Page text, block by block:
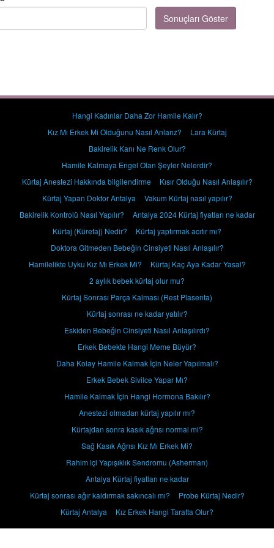
Sonuçları Göster
Hangi Kadınlar Daha Zor Hamile Kalır?
Kız Mı Erkek Mi Olduğunu Nasıl Anlarız?
Lara Kürtaj
Bakirelik Kanı Ne Renk Olur?
Hamile Kalmaya Engel Olan Şeyler Nelerdir?
Kürtaj Anestezi Hakkında bilgilendirme
Kısır Olduğu Nasıl Anlaşılır?
Kürtaj Yapan Doktor Antalya
Vakum Kürtaj nasıl yapılır?
Bakirelik Kontrolü Nasıl Yapılır?
Antalya 2024 Kürtaj fiyatları ne kadar
Kürtaj (Küretaj) Nedir?
Kürtaj yaptırmak acıtır mı?
Doktora Gitmeden Bebeğin Cinsiyeti Nasıl Anlaşılır?
Hamilelikte Uyku Kız Mı Erkek Mi?
Kürtaj Kaç Aya Kadar Yasal?
2 aylık bebek kürtaj olur mu?
Kürtaj Sonrası Parça Kalması (Rest Plasenta)
Kürtaj sonrası ne kadar yatılır?
Eskiden Bebeğin Cinsiyeti Nasıl Anlaşılırdı?
Erkek Bebekte Hangi Meme Büyür?
Daha Kolay Hamile Kalmak İçin Neler Yapılmalı?
Erkek Bebek Sivilce Yapar Mı?
Hamile Kalmak İçin Hangi Hormona Bakılır?
Anestezi olmadan kürtaj yapılır mı?
Kürtajdan sonra kasık ağrısı normal mi?
Sağ Kasık Ağrısı Kız Mı Erkek Mi?
Rahim içi Yapışıklık Sendromu (Asherman)
Antalya Kürtaj fiyatları ne kadar
Kürtaj sonrası ağır kaldırmak sakıncalı mı?
Probe Kürtaj Nedir?
Kürtaj Antalya
Kız Erkek Hangi Tarafta Olur?